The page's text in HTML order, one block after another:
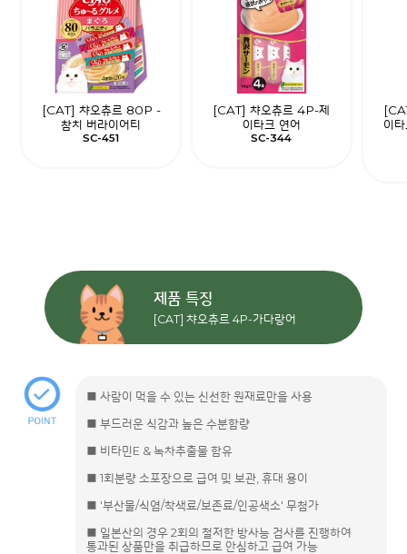
[CAT] 챠오츄르 80P -
참치 버라이어티
SC-451
[CAT] 챠오츄르 4P-제
이타크 연어
SC-344
이
제품 특징
[CAT] 챠오츄르 4P-가다랑어
■ 사람이 먹을 수 있는 신선한 원재료만을 사용
■ 부드러운 식감과 높은 수분함량
■ 비타민E & 녹차추출물 함유
■ 1회분량 소포장으로 급여 및 보관, 휴대 용이
■ '부산물/식염/착색료/보존료/인공색소' 무첨가
■ 일본산의 경우 2회의 철저한 방사능 검사를 진행하여
통과된 상품만을 취급하므로 안심하고 급여 가능